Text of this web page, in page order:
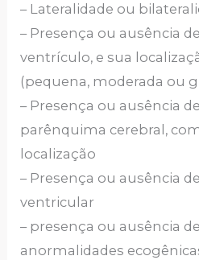
– Lateralidade ou
– Presença ou ausência
ventrículo, e sua
(pequena, moderada ou
– Presença ou ausência
parênquima cerebral,
localização
– Presença ou ausência
ventricular
– presença ou ausência
anormalidades